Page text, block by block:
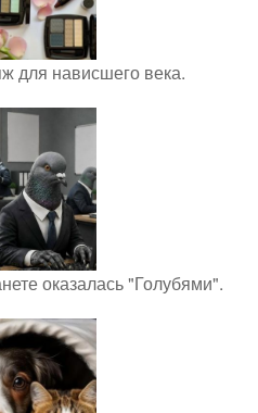
для нависшего века.
оказалась "Голубями".